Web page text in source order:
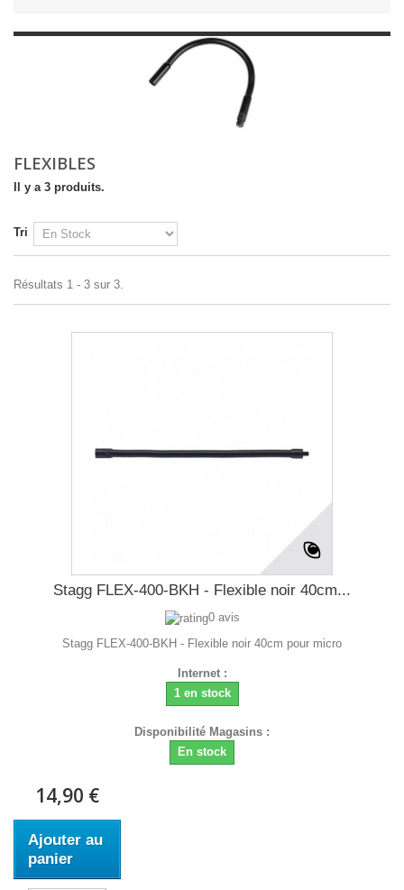
FLEXIBLES
Il y a 3 produits.
Tri
Résultats 1 - 3 sur 3.
Stagg FLEX-400-BKH - Flexible noir 40cm...
0 avis
Stagg FLEX-400-BKH - Flexible noir 40cm pour micro
Internet :
1 en stock
Disponibilité Magasins :
En stock
14,90 €
Ajouter au
panier